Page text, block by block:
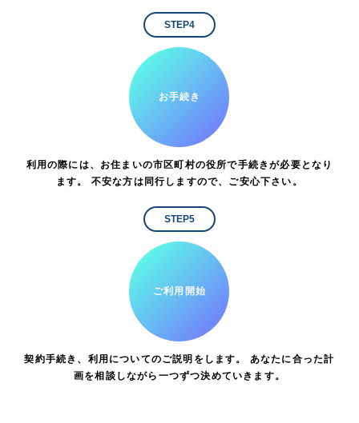
STEP4
お手続き
利用の際には、お住まいの市区町村の役所で手続きが必要となり
ます。 不安な方は同行しますので、ご安心下さい。
STEP5
ご利用開始
契約手続き、利用についてのご説明をします。 あなたに合った計
画を相談しながら一つずつ決めていきます。